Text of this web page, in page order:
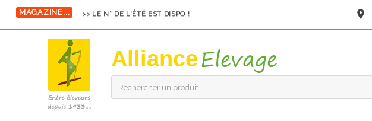
MAGAZINE... >> LE N° DE L'ÉTÉ EST DISPO !
Alliance
Rechercher un produit